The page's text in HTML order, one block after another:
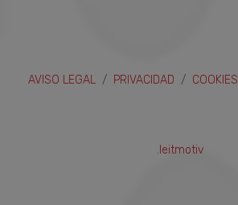
AVISO LEGAL / PRIVACIDAD / COOKIES
.leitmotiv